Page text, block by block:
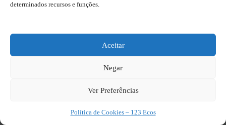
determinados recursos e funções.
Aceitar
Negar
Ver Preferências
Política de Cookies – 123 Ecos
marginalizam pequenos agricultores e
promovendo ahomogeneização da
, bem como o
4. Dificuldades na
Sustentáveis